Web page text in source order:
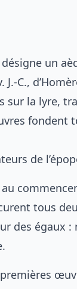
un
C.,
la lyre,
de
tous
des égaux